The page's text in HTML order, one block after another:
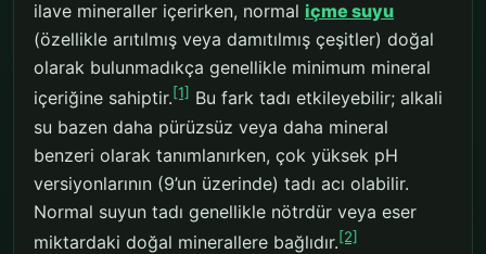
ilave mineraller içerirken, normal içme suyu
(özellikle arıtılmış veya damıtılmış çeşitler) doğal
olarak bulunmadıkça genellikle minimum mineral
içeriğine sahiptir.[1] Bu fark tadı etkileyebilir; alkali
su bazen daha pürüzsüz veya daha mineral
benzeri olarak tanımlanırken, çok yüksek pH
versiyonlarının (9’un üzerinde) tadı acı olabilir.
Normal suyun tadı genellikle nötrdür veya eser
miktardaki doğal minerallere bağlıdır.[2]